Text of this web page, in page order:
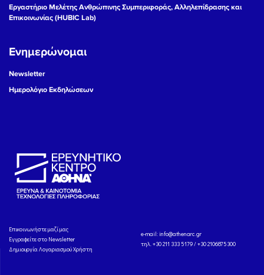
Εργαστήριο Μελέτης Ανθρώπινης Συμπεριφοράς, Αλληλεπίδρασης και
Επικοινωνίας (HUBIC Lab)
Ενημερώνομαι
Newsletter
Ημερολόγιο Εκδηλώσεων
Eπικοινωνήστε μαζί μας
Εγγραφείτε στο Newsletter
Δημιουργία Λογαριασμού Χρήστη
e-mail: info@athenarc.gr
τηλ. +30 211 333 5179 / +30 2106875300